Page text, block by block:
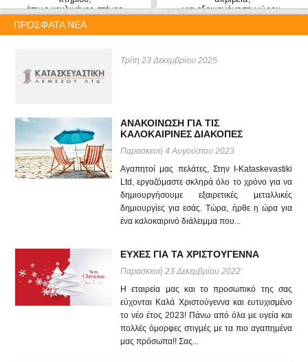
όπως κεκλιμένες στέγες,
ημικυκλικές,
ορθογώνιες ή τετράπρακτες.
για εξοικονόμηση χώρου.
ΠΡΌΣΦΑΤΑ ΝΈΑ
Τρίτη 23 Δεκεμβρίου 2025
ΑΝΑΚΟΊΝΩΣΗ ΓΙΑ ΤΙΣ
ΚΑΛΟΚΑΙΡΙΝΈΣ ΔΙΑΚΟΠΈΣ
Παρασκευή 4 Αυγούστου 2023
Αγαπητοί μας πελάτες, Στην I-Kataskevastiki
Ltd, εργαζόμαστε σκληρά όλο το χρόνο για να
δημιουργήσουμε εξαιρετικές μεταλλικές
δημιουργίες για εσάς. Τώρα, ήρθε η ώρα για
ένα καλοκαιρινό διάλειμμα που...
ΕΥΧΈΣ ΓΙΑ ΤΑ ΧΡΙΣΤΟΎΓΕΝΝΑ
Παρασκευή 23 Δεκεμβρίου 2022
Η εταιρεία μας και το προσωπικό της σας
εύχονται Καλά Χριστούγεννα και ευτυχισμένο
το νέο έτος 2023! Πάνω από όλα με υγεία και
πολλές όμορφες στιγμές με τα πιο αγαπημένα
μας πρόσωπα!! Σας...